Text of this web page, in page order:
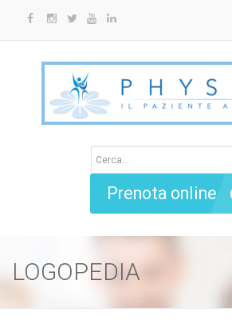
Prenota online
LOGOPEDIA